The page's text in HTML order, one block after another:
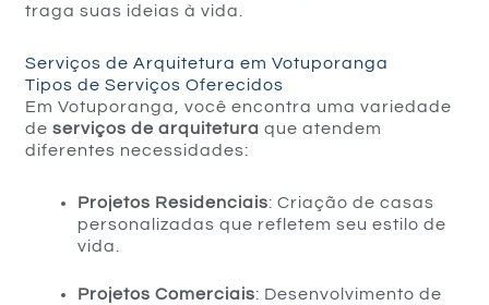
traga suas ideias à vida.
Serviços de Arquitetura em Votuporanga
Tipos de Serviços Oferecidos
Em Votuporanga, você encontra uma variedade
deserviços de arquitetura que atendem
diferentes necessidades:
Projetos Residenciais: Criação de casas
personalizadas que refletem seu estilo de
vida.
Projetos Comerciais: Desenvolvimento de